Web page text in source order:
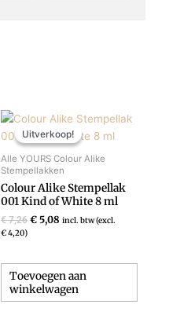
Uitverkoop!
Uitverkoop!
Alle YOURS Colour Alike
Stempellakken
Colour Alike Stempellak
001 Kind of White 8 ml
€7,26
Oorspronkelijke
prijs
was:
€ 7,26.
€ 5,08
Huidige
prijs
is:
€ 5,08.
incl. btw (excl.
€4,20)
Toevoegen aan
winkelwagen